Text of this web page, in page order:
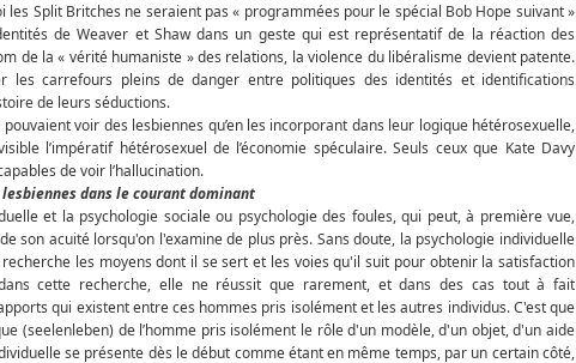
Split Britches ne seraient pas « programmées pour le spécial Bob Hope suivant »
de Weaver et Shaw dans un geste qui est représentatif de la réaction des
de la « vérité humaniste » des relations, la violence du libéralisme devient patente.
les carrefours pleins de danger entre politiques des identités et identifications
de leurs séductions.
voir des lesbiennes qu’en les incorporant dans leur logique hétérosexuelle,
l’impératif hétérosexuel de l’économie spéculaire. Seuls ceux que Kate Davy
de voir l’hallucination.
dans le courant dominant
et la psychologie sociale ou psychologie des foules, qui peut, à première vue,
son acuité lorsqu'on l'examine de plus près. Sans doute, la psychologie individuelle
les moyens dont il se sert et les voies qu'il suit pour obtenir la satisfaction
cette recherche, elle ne réussit que rarement, et dans des cas tout à fait
qui existent entre ces hommes pris isolément et les autres individus. C'est que
(seelenleben) de l’homme pris isolément le rôle d'un modèle, d'un objet, d'un aide
se présente dès le début comme étant en même temps, par un certain côté,